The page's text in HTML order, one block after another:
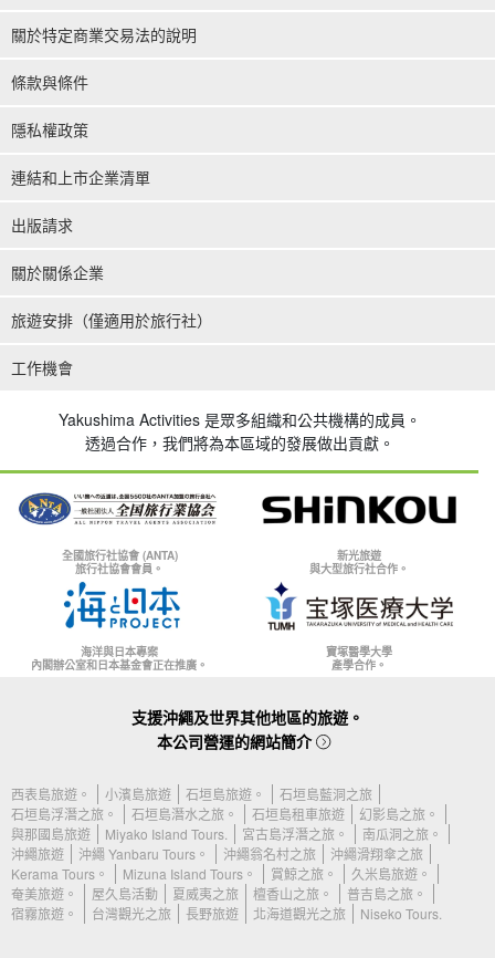
關於特定商業交易法的說明
條款與條件
隱私權政策
連結和上市企業清單
出版請求
關於關係企業
旅遊安排（僅適用於旅行社）
工作機會
Yakushima Activities 是眾多組織和公共機構的成員。
透過合作，我們將為本區域的發展做出貢獻。
全國旅行社協會 (ANTA)
旅行社協會會員。
新光旅遊
與大型旅行社合作。
海洋與日本專案
內閣辦公室和日本基金會正在推廣。
寶塚醫學大學
產學合作。
支援沖繩及世界其他地區的旅遊。
本公司營運的網站簡介
西表島旅遊。 小濱島旅遊 石垣島旅遊。
石垣島藍洞之旅
石垣島浮潛之旅。
石垣島潛水之旅。 石垣島租車旅遊
幻影島之旅。
與那國島旅遊
Miyako Island Tours. 宮古島浮潛之旅。
南瓜洞之旅。
沖繩旅遊
沖繩 Yanbaru Tours。 沖繩翁名村之旅
沖繩滑翔傘之旅
Kerama Tours。
Mizuna Island Tours。 賞鯨之旅。
久米島旅遊。
奄美旅遊。
屋久島活動 夏威夷之旅 檀香山之旅。
普吉島之旅。
宿霧旅遊。
台灣觀光之旅 長野旅遊 北海道觀光之旅 Niseko Tours.